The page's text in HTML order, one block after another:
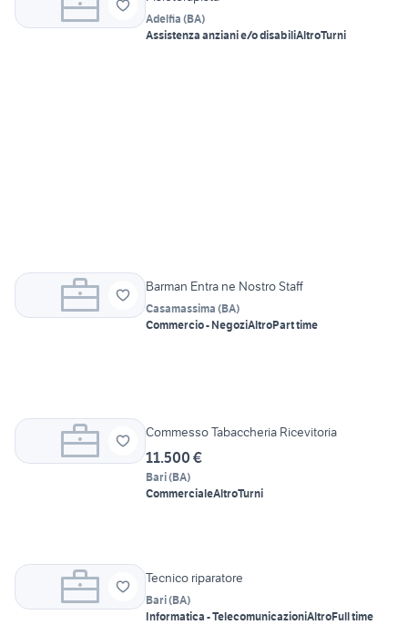
Adelfia (BA)
Assistenza anziani e/o disabiliAltroTurni
Barman Entra ne Nostro Staff
Casamassima (BA)
Commercio - NegoziAltroPart time
Commesso Tabaccheria Ricevitoria
11.500 €
Bari(BA)
CommercialeAltroTurni
Tecnico riparatore
Bari(BA)
Informatica - TelecomunicazioniAltroFull time